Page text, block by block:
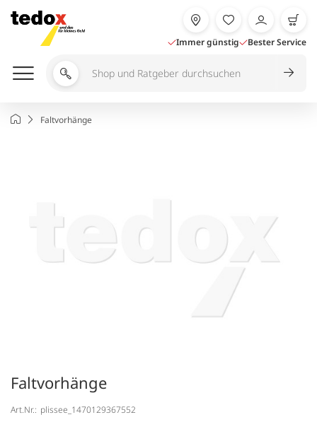
Inhalt
springen
Immer günstig Bester Service
Shop
durchsuchen
StartseiteFaltvorhänge
Faltvorhänge
Art.Nr.: plissee_1470129367552